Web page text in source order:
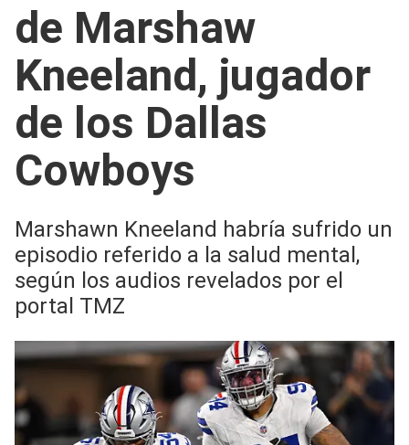
de Marshaw
Kneeland, jugador
de los Dallas
Cowboys
Marshawn Kneeland habría sufrido un
episodio referido a la salud mental,
según los audios revelados por el
portal TMZ